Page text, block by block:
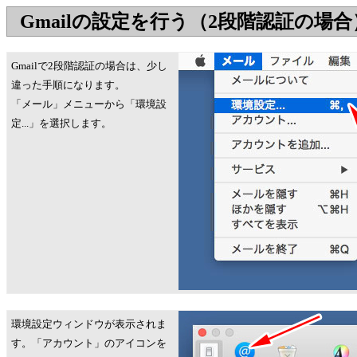
Gmailの設定を行う（2段階認証の場合
Gmailで2段階認証の場合は、少し
違った手順になります。
「メール」メニューから「環境設
定...」を選択します。
環境設定ウィンドウが表示されま
す。「アカウント」のアイコンを